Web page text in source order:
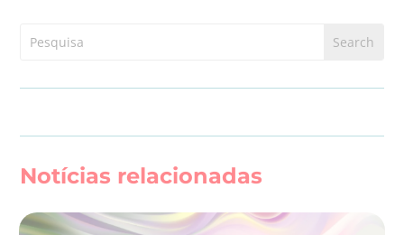
Notícias relacionadas